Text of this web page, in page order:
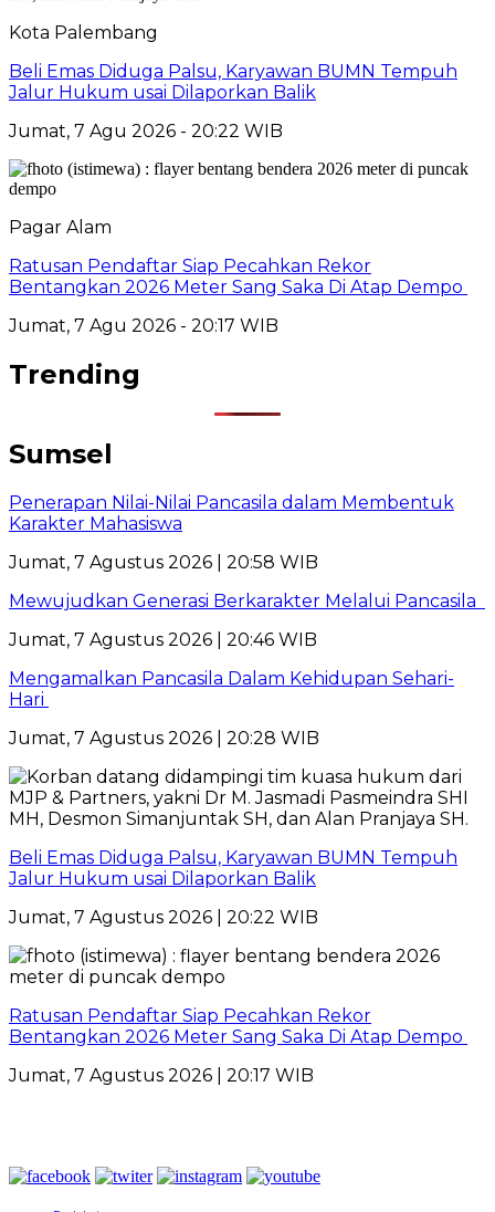
Kota Palembang
Beli Emas Diduga Palsu, Karyawan BUMN Tempuh
Jalur Hukum usai Dilaporkan Balik
Jumat, 7 Agu 2026 - 20:22 WIB
Pagar Alam
Ratusan Pendaftar Siap Pecahkan Rekor
Bentangkan 2026 Meter Sang Saka Di Atap Dempo
Jumat, 7 Agu 2026 - 20:17 WIB
Trending
Sumsel
Penerapan Nilai-Nilai Pancasila dalam Membentuk
Karakter Mahasiswa
Jumat, 7 Agustus 2026 | 20:58 WIB
Mewujudkan Generasi Berkarakter Melalui Pancasila
Jumat, 7 Agustus 2026 | 20:46 WIB
Mengamalkan Pancasila Dalam Kehidupan Sehari-
Hari
Jumat, 7 Agustus 2026 | 20:28 WIB
Beli Emas Diduga Palsu, Karyawan BUMN Tempuh
Jalur Hukum usai Dilaporkan Balik
Jumat, 7 Agustus 2026 | 20:22 WIB
Ratusan Pendaftar Siap Pecahkan Rekor
Bentangkan 2026 Meter Sang Saka Di Atap Dempo
Jumat, 7 Agustus 2026 | 20:17 WIB